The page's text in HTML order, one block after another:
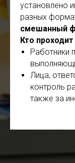
установлено
разных
смешанный
Кто
Работники
Лица,
контроль
также за